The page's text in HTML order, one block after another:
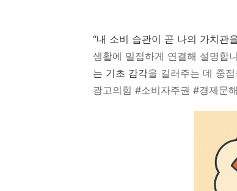
“내 소비 습관이 곧 나의 가치관
생활에 밀접하게 연결해 설명합
는 기초 감각을 길러주는 데 중
광고의힘 #소비자주권 #경제문